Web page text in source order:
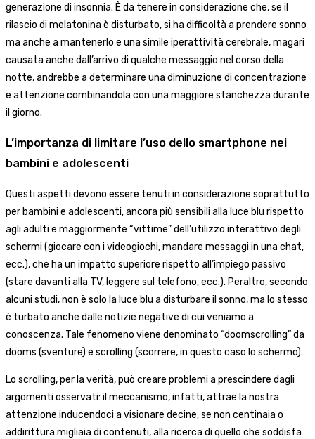
generazione di insonnia. È da tenere in considerazione che, se il
rilascio di melatonina è disturbato, si ha difficoltà a prendere sonno
ma anche a mantenerlo e una simile iperattività cerebrale, magari
causata anche dall’arrivo di qualche messaggio nel corso della
notte, andrebbe a determinare una diminuzione di concentrazione
e attenzione combinandola con una maggiore stanchezza durante
il giorno.
L’importanza di limitare l’uso dello smartphone nei
bambini e adolescenti
Questi aspetti devono essere tenuti in considerazione soprattutto
per bambini e adolescenti, ancora più sensibili alla luce blu rispetto
agli adulti e maggiormente “vittime” dell’utilizzo interattivo degli
schermi (giocare con i videogiochi, mandare messaggi in una chat,
ecc.), che ha un impatto superiore rispetto all’impiego passivo
(stare davanti alla TV, leggere sul telefono, ecc.). Peraltro, secondo
alcuni studi, non è solo la luce blu a disturbare il sonno, ma lo stesso
è turbato anche dalle notizie negative di cui veniamo a
conoscenza. Tale fenomeno viene denominato “doomscrolling” da
dooms (sventure) e scrolling (scorrere, in questo caso lo schermo).
Lo scrolling, per la verità, può creare problemi a prescindere dagli
argomenti osservati: il meccanismo, infatti, attrae la nostra
attenzione inducendoci a visionare decine, se non centinaia o
addirittura migliaia di contenuti, alla ricerca di quello che soddisfa